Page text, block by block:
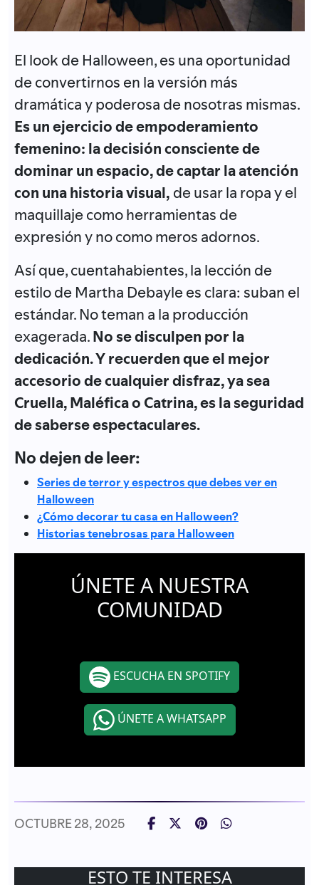
El look de Halloween, es una oportunidad
de convertirnos en la versión más
dramática y poderosa de nosotras mismas.
Es un ejercicio de empoderamiento
femenino: la decisión consciente de
dominar un espacio, de captar la atención
con una historia visual, de usar la ropa y el
maquillaje como herramientas de
expresión y no como meros adornos.
Así que, cuentahabientes, la lección de
estilo de Martha Debayle es clara: suban el
estándar. No teman a la producción
exagerada.No se disculpen por la
dedicación. Y recuerden que el mejor
accesorio de cualquier disfraz, ya sea
Cruella, Maléfica o Catrina, es la seguridad
de saberse espectaculares.
No dejen de leer:
Series de terror y espectros que debes ver en
Halloween
¿Cómo decorar tu casa en Halloween?
Historias tenebrosas para Halloween
ÚNETE A NUESTRA
COMUNIDAD
ESCUCHA EN SPOTIFY
ÚNETE A WHATSAPP
OCTUBRE 28, 2025
ESTO TE INTERESA